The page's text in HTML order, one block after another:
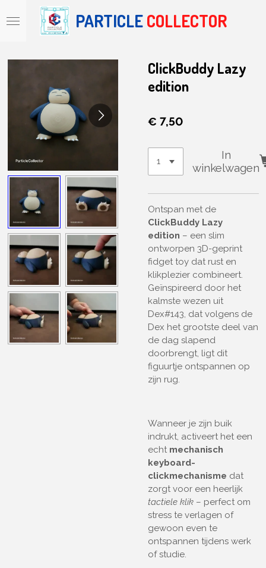
direct
PARTICLE COLLECTOR
ClickBuddy Lazy
edition
€ 7,50
In
winkelwagen
Ontspan met de
ClickBuddy Lazy
edition – een slim
ontworpen 3D-geprint
fidget toy dat rust en
klikplezier combineert.
Geïnspireerd door het
kalmste wezen uit
Dex#143, dat volgens de
Dex het grootste deel van
de dag slapend
doorbrengt, ligt dit
figuurtje ontspannen op
zijn rug.
Wanneer je zijn buik
indrukt, activeert het een
echt mechanisch
keyboard-
clickmechanisme dat
zorgt voor een heerlijk
tactiele klik – perfect om
stress te verlagen of
gewoon even te
ontspannen tijdens werk
of studie.